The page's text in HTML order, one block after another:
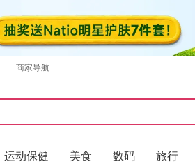
商家导航
运动保健 美食 数码 旅行